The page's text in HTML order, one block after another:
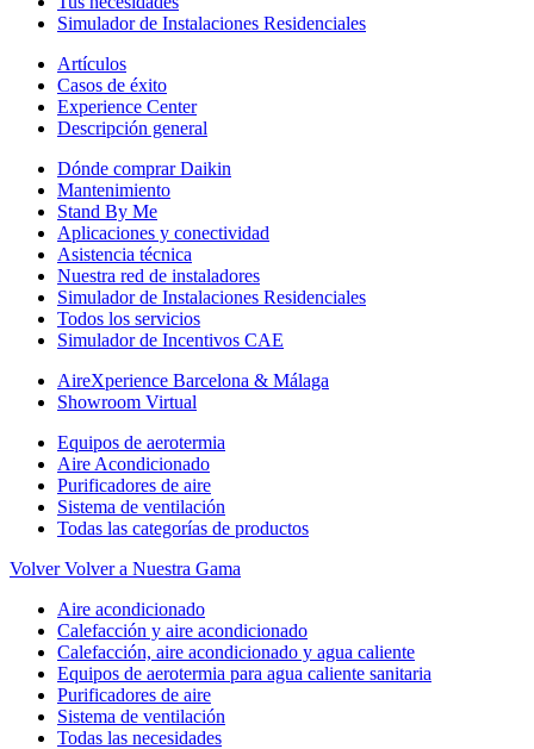
Simulador de Instalaciones Residenciales
Artículos
Casos de éxito
Experience Center
Descripción general
Dónde comprar Daikin
Mantenimiento
Stand By Me
Aplicaciones y conectividad
Asistencia técnica
Nuestra red de instaladores
Simulador de Instalaciones Residenciales
Todos los servicios
Simulador de Incentivos CAE
AireXperience Barcelona & Málaga
Showroom Virtual
Equipos de aerotermia
Aire Acondicionado
Purificadores de aire
Sistema de ventilación
Todas las categorías de productos
Volver Volver a Nuestra Gama
Aire acondicionado
Calefacción y aire acondicionado
Calefacción, aire acondicionado y agua caliente
Equipos de aerotermia para agua caliente sanitaria
Purificadores de aire
Sistema de ventilación
Todas las necesidades